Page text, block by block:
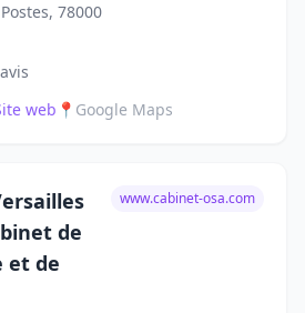
78000
web 📍 Google Maps
de
et de
www.cabinet-osa.com